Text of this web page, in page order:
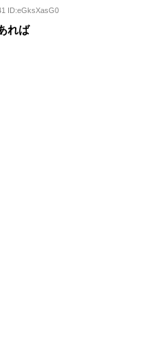
ID:eGksXasG0
れば